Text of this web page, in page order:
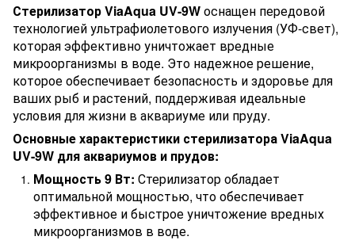
Стерилизатор ViaAqua UV-9Wоснащен передовой
технологией ультрафиолетового излучения (УФ-свет),
которая эффективно уничтожает вредные
микроорганизмы в воде. Это надежное решение,
которое обеспечивает безопасность и здоровье для
ваших рыб и растений, поддерживая идеальные
условия для жизни в аквариуме или пруду.
Основные характеристики стерилизатора ViaAqua
UV-9W для аквариумов и прудов:
Мощность 9 Вт: Стерилизатор обладает
оптимальной мощностью, что обеспечивает
эффективное и быстрое уничтожение вредных
микроорганизмов в воде.